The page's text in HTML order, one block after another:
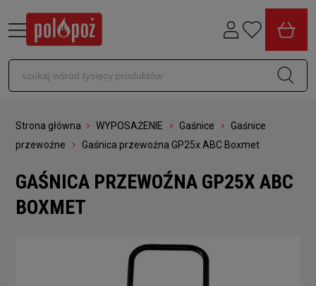
Strona główna WYPOSAŻENIE Gaśnice
Gaśnice
przewoźne
Gaśnica przewoźna GP25x ABC Boxmet
GAŚNICA PRZEWOŹNA GP25X ABC
BOXMET